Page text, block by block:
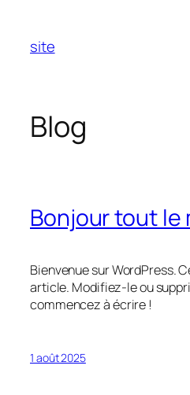
contenu
site
Blog
Bonjour tout le
Bienvenue sur WordPress.
article. Modifiez-le ou
commencez à écrire !
1 août 2025